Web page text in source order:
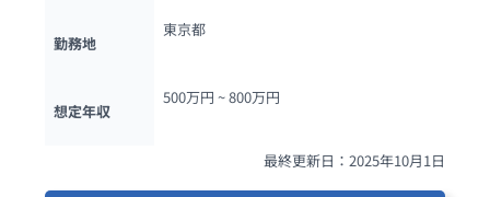
勤務地
東京都
想定年収
500万円 ~ 800万円
最終更新日：2025年10月1日